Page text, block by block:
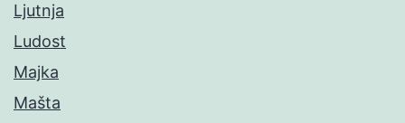
Ljutnja
Ludost
Majka
Mašta